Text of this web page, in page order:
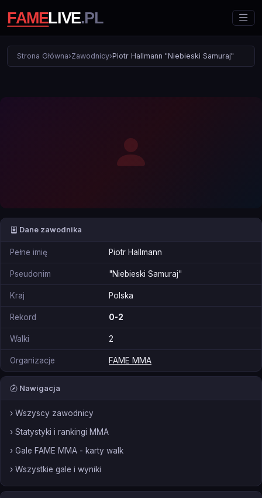
Strona Główna›Zawodnicy›Piotr Hallmann "Niebieski Samuraj"
Dane zawodnika
Pełne imię Piotr Hallmann
Pseudonim "Niebieski Samuraj"
Kraj Polska
Rekord 0-2
Walki 2
Organizacje FAME MMA
Nawigacja
› Wszyscy zawodnicy
› Statystyki i rankingi MMA
› Gale FAME MMA - karty walk
› Wszystkie gale i wyniki